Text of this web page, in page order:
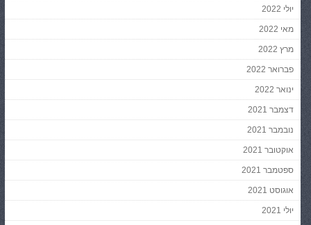
יולי 2022
מאי 2022
מרץ 2022
פברואר 2022
ינואר 2022
דצמבר 2021
נובמבר 2021
אוקטובר 2021
ספטמבר 2021
אוגוסט 2021
יולי 2021